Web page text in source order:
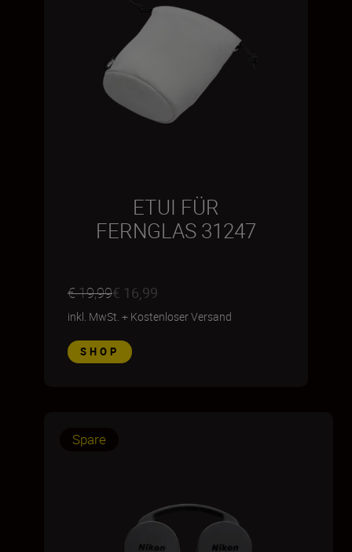
ETUI FÜR
FERNGLAS 31247
€ 19,99€ 16,99
inkl. MwSt. + Kostenloser Versand
SHOP
Spare